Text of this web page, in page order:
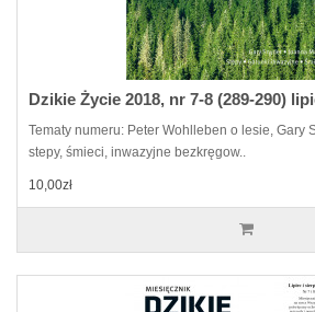
Dzikie Życie 2018, nr 7-8 (289-290)
Tematy numeru: Peter Wohlleben o lesie, Gary
stepy, śmieci, inwazyjne bezkręgow..
10,00zł